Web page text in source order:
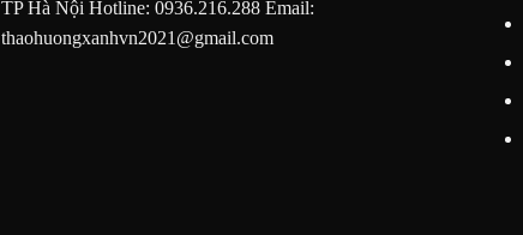
TP Hà Nội Hotline: 0936.216.288Email:
thaohuongxanhvn2021@gmail.com